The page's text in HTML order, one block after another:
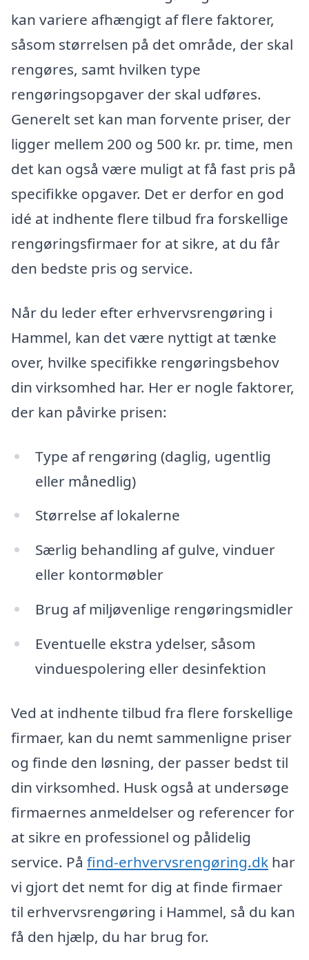
kan variere afhængigt af flere faktorer,
såsom størrelsen på det område, der skal
rengøres, samt hvilken type
rengøringsopgaver der skal udføres.
Generelt set kan man forvente priser, der
ligger mellem 200 og 500 kr. pr. time, men
det kan også være muligt at få fast pris på
specifikke opgaver. Det er derfor en god
idé at indhente flere tilbud fra forskellige
rengøringsfirmaer for at sikre, at du får
den bedste pris og service.
Når du leder efter erhvervsrengøring i
Hammel, kan det være nyttigt at tænke
over, hvilke specifikke rengøringsbehov
din virksomhed har. Her er nogle faktorer,
der kan påvirke prisen:
Type af rengøring (daglig, ugentlig
eller månedlig)
Størrelse af lokalerne
Særlig behandling af gulve, vinduer
eller kontormøbler
Brug af miljøvenlige rengøringsmidler
Eventuelle ekstra ydelser, såsom
vinduespolering eller desinfektion
Ved at indhente tilbud fra flere forskellige
firmaer, kan du nemt sammenligne priser
og finde den løsning, der passer bedst til
din virksomhed. Husk også at undersøge
firmaernes anmeldelser og referencer for
at sikre en professionel og pålidelig
service. På find-erhvervsrengøring.dk har
vi gjort det nemt for dig at finde firmaer
til erhvervsrengøring i Hammel, så du kan
få den hjælp, du har brug for.